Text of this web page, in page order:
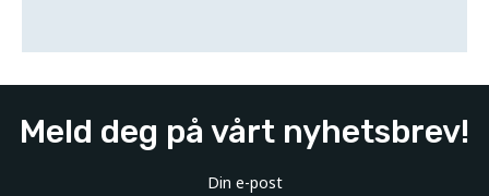
Meld deg på vårt nyhetsbrev!
Din e-post